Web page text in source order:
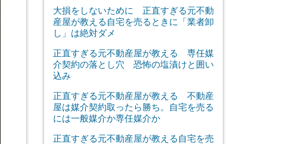
大損をしないために 正直すぎる元不動
産屋が教える自宅を売るときに「業者卸
し」は絶対ダメ
正直すぎる元不動産屋が教える 専任媒
介契約の落とし穴 恐怖の塩漬けと囲い
込み
正直すぎる元不動産屋が教える 不動産
屋は媒介契約取ったら勝ち。自宅を売る
には一般媒介か専任媒介か
正直すぎる元不動産屋が教える自宅を売